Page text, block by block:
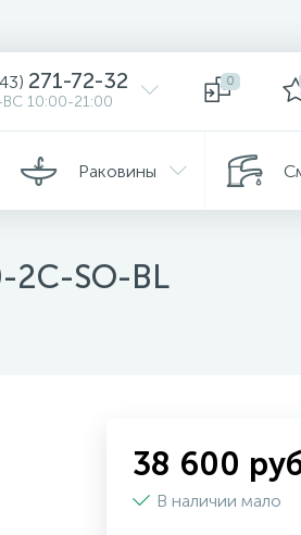
271-72-32
10:00-21:00
0
Раковины
2C-SO-BL
38 600
В наличии мало